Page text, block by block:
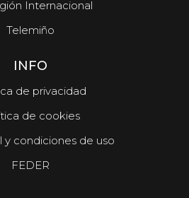
Internacional
Telemiño
INFO
de privacidad
de cookies
y condiciones de uso
FEDER